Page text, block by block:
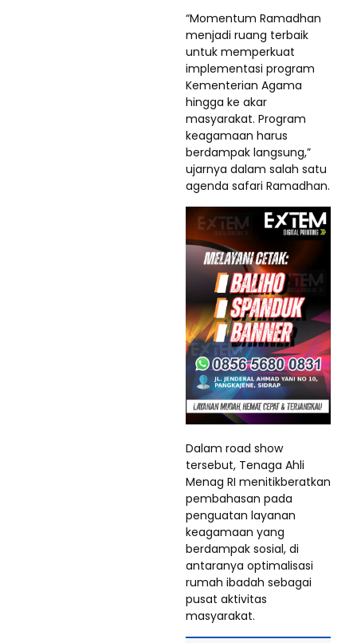
“Momentum Ramadhan
menjadi ruang terbaik
untuk memperkuat
implementasi program
Kementerian Agama
hingga ke akar
masyarakat. Program
keagamaan harus
berdampak langsung,”
ujarnya dalam salah satu
agenda safari Ramadhan.
Dalam road show
tersebut, Tenaga Ahli
Menag RI menitikberatkan
pembahasan pada
penguatan layanan
keagamaan yang
berdampak sosial, di
antaranya optimalisasi
rumah ibadah sebagai
pusat aktivitas
masyarakat.